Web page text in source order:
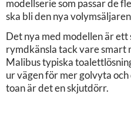
modellserie som passar de
ska bli den nya
Det nya med modellen är
rymdkänsla tack vare smart
Malibus typiska
ur vägen för mer golvyta
toan är det en skjutdörr.